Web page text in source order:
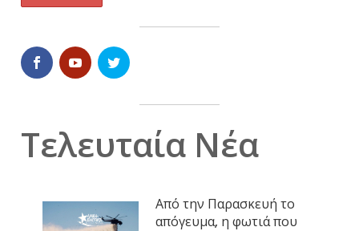
Τελευταία Νέα
Από την Παρασκευή το
απόγευμα, η φωτιά που